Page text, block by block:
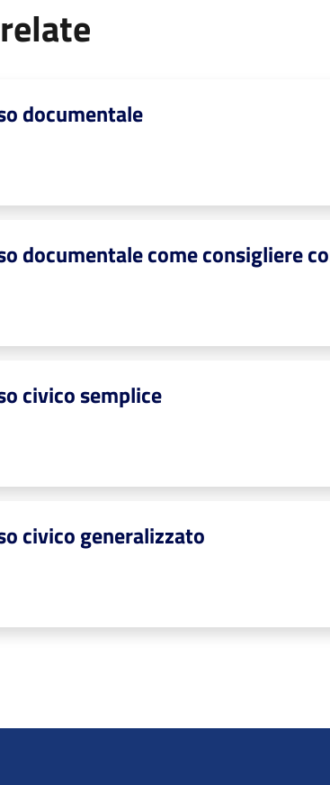
documentale
documentale come consigliere
civico semplice
civico generalizzato